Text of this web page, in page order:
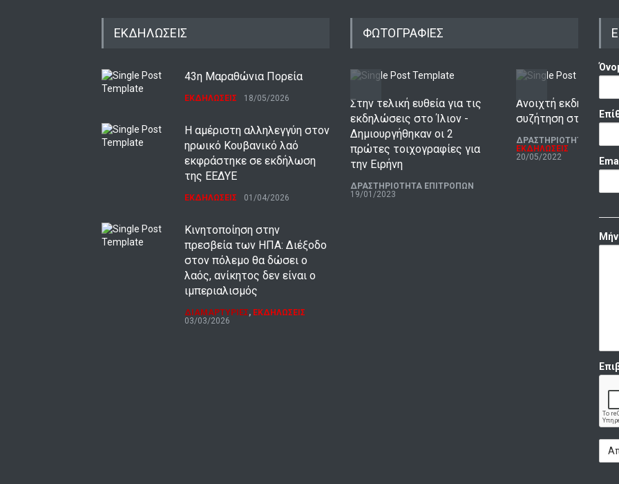
ΕΚΔΗΛΩΣΕΙΣ
43η Μαραθώνια Πορεία
ΕΚΔΗΛΩΣΕΙΣ 18/05/2026
Η αμέριστη αλληλεγγύη στον
ηρωικό Κουβανικό λαό
εκφράστηκε σε εκδήλωση
της ΕΕΔΥΕ
ΕΚΔΗΛΩΣΕΙΣ 01/04/2026
Κινητοποίηση στην
πρεσβεία των ΗΠΑ: Διέξοδο
στον πόλεμο θα δώσει ο
λαός, ανίκητος δεν είναι ο
ιμπεριαλισμός
ΔΙΑΜΑΡΤΥΡΙΕΣ, ΕΚΔΗΛΩΣΕΙΣ
03/03/2026
ΦΩΤΟΓΡΑΦΙΕΣ
Στην τελική ευθεία για τις
εκδηλώσεις στο Ίλιον -
Δημιουργήθηκαν οι 2
πρώτες τοιχογραφίες για
την Ειρήνη
ΔΡΑΣΤΗΡΙΟΤΗΤΑ ΕΠΙΤΡΟΠΩΝ
19/01/2023
Ανοιχτή εκδήλωση -
συζήτηση στη Νέα
ΔΡΑΣΤΗΡΙΟΤΗΤΑ
ΕΚΔΗΛΩΣΕΙΣ
20/05/2022